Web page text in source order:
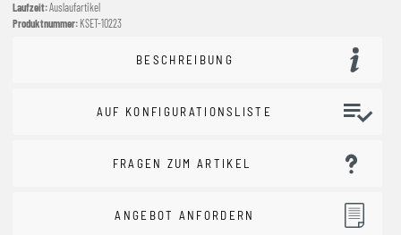
Laufzeit:Auslaufartikel
Produktnummer: KSET-10223
BESCHREIBUNG
AUF KONFIGURATIONSLISTE
FRAGEN ZUM ARTIKEL
ANGEBOT ANFORDERN